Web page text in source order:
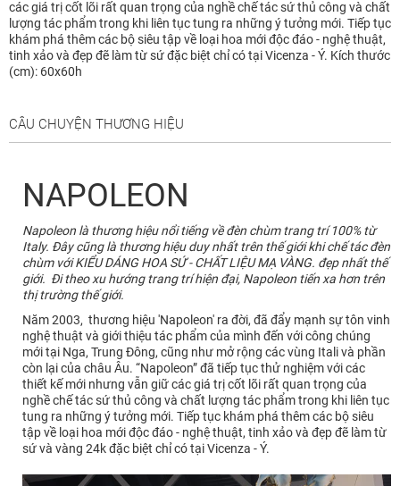
các giá trị cốt lõi rất quan trọng của nghề chế tác sứ thủ công và chất
lượng tác phẩm trong khi liên tục tung ra những ý tưởng mới. Tiếp tục
khám phá thêm các bộ siêu tập về loại hoa mới độc đáo - nghệ thuật,
tinh xảo và đẹp đẽ làm từ sứ đặc biệt chỉ có tại Vicenza - Ý. Kích thước
(cm): 60x60h
CÂU CHUYỆN THƯƠNG HIỆU
NAPOLEON
Napoleon là thương hiệu nổi tiếng về đèn chùm trang trí 100% từ
Italy. Đây cũng là thương hiệu duy nhất trên thế giới khi chế tác đèn
chùm với KIỂU DÁNG HOA SỨ - CHẤT LIỆU MẠ VÀNG. đẹp nhất thế
giới. Đi theo xu hướng trang trí hiện đại, Napoleon tiến xa hơn trên
thị trường thế giới.
Năm 2003, thương hiệu 'Napoleon' ra đời, đã đẩy mạnh sự tôn vinh
nghệ thuật và giới thiệu tác phẩm của mình đến với công chúng
mới tại Nga, Trung Đông, cũng như mở rộng các vùng Itali và phần
còn lại của châu Âu. “Napoleon” đã tiếp tục thử nghiệm với các
thiết kế mới nhưng vẫn giữ các giá trị cốt lõi rất quan trọng của
nghề chế tác sứ thủ công và chất lượng tác phẩm trong khi liên tục
tung ra những ý tưởng mới. Tiếp tục khám phá thêm các bộ siêu
tập về loại hoa mới độc đáo - nghệ thuật, tinh xảo và đẹp đẽ làm từ
sứ và vàng 24k đặc biệt chỉ có tại Vicenza - Ý.